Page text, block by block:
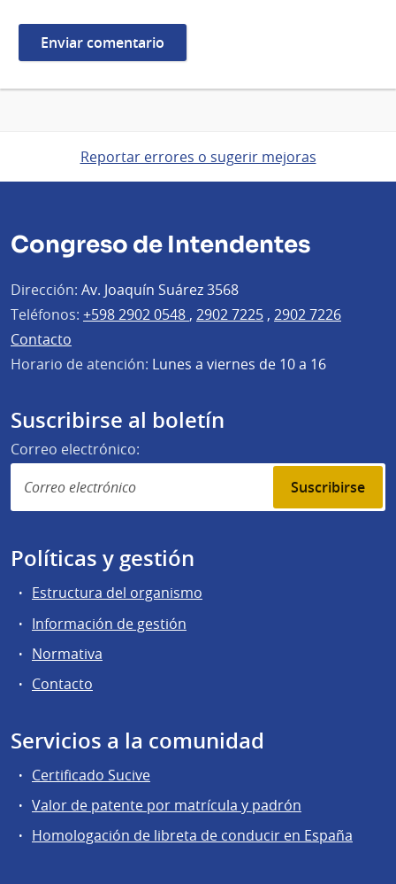
Reportar errores o sugerir mejoras
Congreso de Intendentes
Dirección: Av. Joaquín Suárez 3568
Teléfonos: +598 2902 0548 , 2902 7225 , 2902 7226
Contacto
Horario de atención: Lunes a viernes de 10 a 16
Suscribirse al boletín
Correo electrónico:
Suscribirse
Políticas y gestión
Estructura del organismo
Información de gestión
Normativa
Contacto
Servicios a la comunidad
Certificado Sucive
Valor de patente por matrícula y padrón
Homologación de libreta de conducir en España